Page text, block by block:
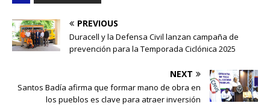
PREVIOUS
Duracell y la Defensa Civil lanzan campaña de
prevención para la Temporada Ciclónica 2025
NEXT
Santos Badía afirma que formar mano de obra en
los pueblos es clave para atraer inversión